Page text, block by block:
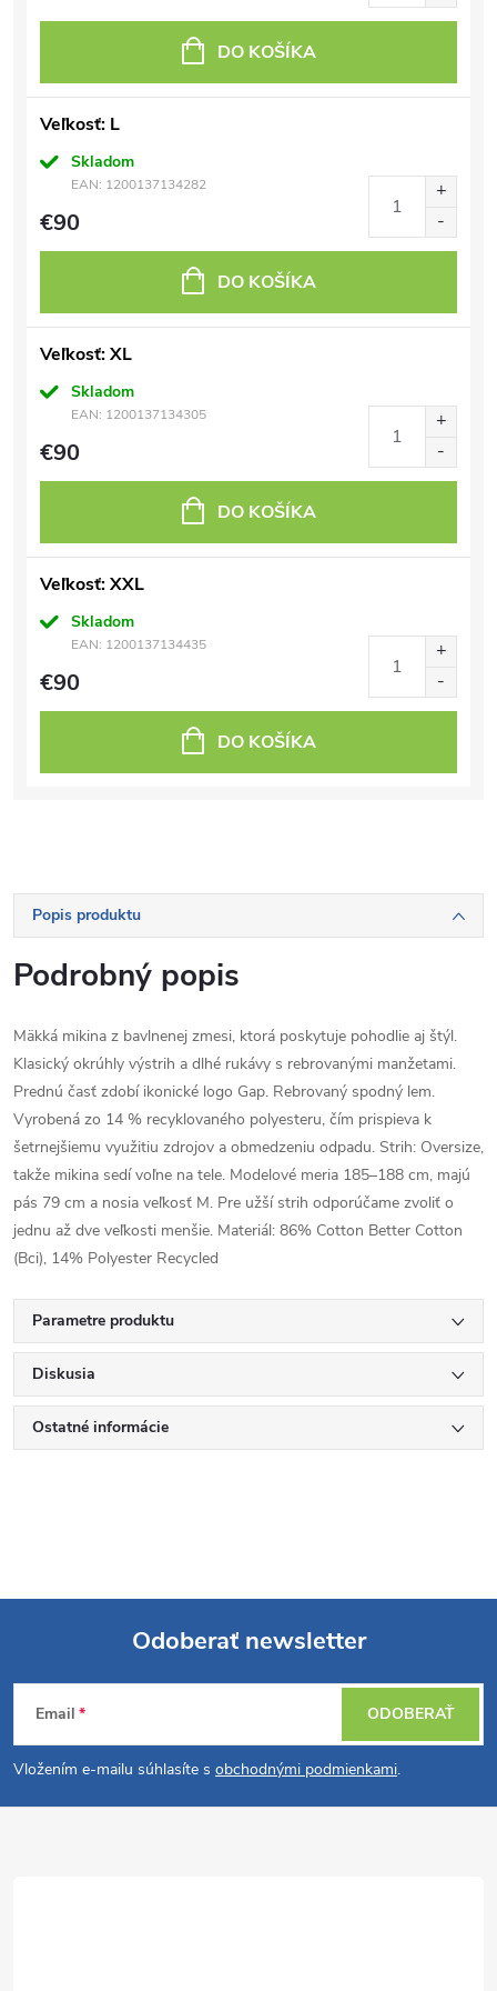
DO KOŠÍKA
Veľkosť: L
Skladom
EAN: 1200137134282
€90
DO KOŠÍKA
Veľkosť: XL
Skladom
EAN: 1200137134305
€90
DO KOŠÍKA
Veľkosť: XXL
Skladom
EAN: 1200137134435
€90
DO KOŠÍKA
Popis produktu
Podrobný popis
Mäkká mikina z bavlnenej zmesi, ktorá poskytuje pohodlie aj štýl.
Klasický okrúhly výstrih a dlhé rukávy s rebrovanými manžetami.
Prednú časť zdobí ikonické logo Gap. Rebrovaný spodný lem.
Vyrobená zo 14 % recyklovaného polyesteru, čím prispieva k
šetrnejšiemu využitiu zdrojov a obmedzeniu odpadu. Strih: Oversize,
takže mikina sedí voľne na tele. Modelové meria 185–188 cm, majú
pás 79 cm a nosia veľkosť M. Pre užší strih odporúčame zvoliť o
jednu až dve veľkosti menšie. Materiál: 86% Cotton Better Cotton
(Bci), 14% Polyester Recycled
Parametre produktu
Diskusia
Ostatné informácie
Z
á
p
Odoberať newsletter
Email
Vložením e-mailu súhlasíte s obchodnými podmienkami.
ODOBERAŤ